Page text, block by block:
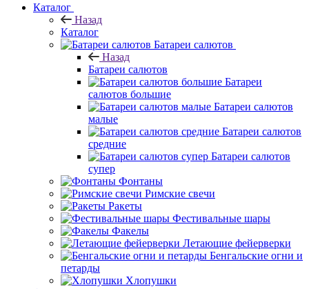
Каталог
Назад
Каталог
Батареи салютов
Назад
Батареи салютов
Батареи
салютов большие
Батареи салютов
малые
Батареи салютов
средние
Батареи салютов
супер
Фонтаны
Римские свечи
Ракеты
Фестивальные шары
Факелы
Летающие фейерверки
Бенгальские огни и
петарды
Хлопушки